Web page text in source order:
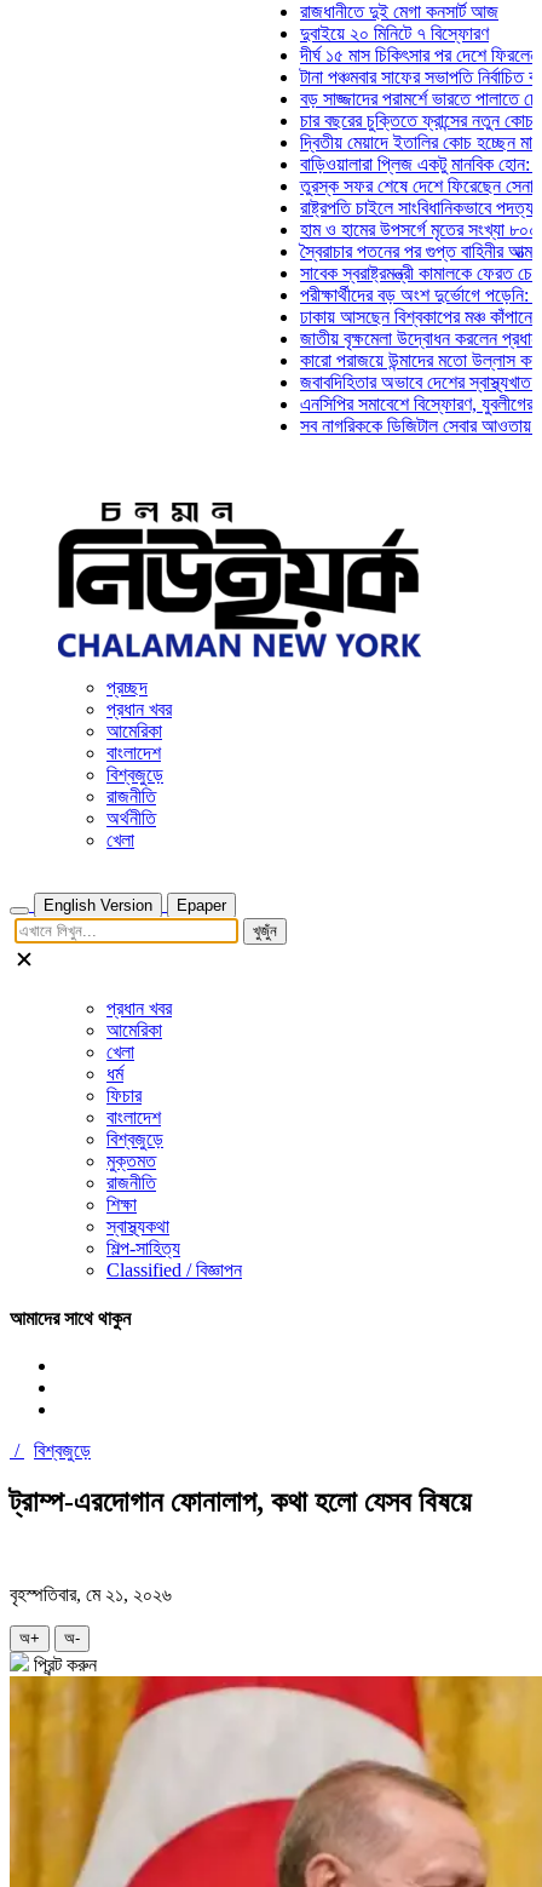
রাজধানীতে দুই মেগা কনসার্ট আজ
দুবাইয়ে ২০ মিনিটে ৭ বিস্ফোরণ
দীর্ঘ ১৫ মাস চিকিৎসার পর দেশে ফিরলেন ইলিয়াস
টানা পঞ্চমবার সাফের সভাপতি নির্বাচিত কাজী
বড় সাজ্জাদের পরামর্শে ভারতে পালাতে
চার বছরের চুক্তিতে ফ্রান্সের নতুন কোচ জিদান
দ্বিতীয় মেয়াদে ইতালির কোচ হচ্ছেন মানচিনি
বাড়িওয়ালারা প্লিজ একটু মানবিক হোন: মনিরা মিঠু
তুরস্ক সফর শেষে দেশে ফিরেছেন সেনাপ্রধান
রাষ্ট্রপতি চাইলে সাংবিধানিকভাবে পদত্যাগ করতে
হাম ও হামের উপসর্গে মৃতের সংখ্যা ৮০০ ছাড়াল
স্বৈরাচার পতনের পর গুপ্ত বাহিনীর আত্মপ্রকাশ:
সাবেক স্বরাষ্ট্রমন্ত্রী কামালকে ফেরত চেয়ে
পরীক্ষার্থীদের বড় অংশ দুর্ভোগে পড়েনি: ড.
ঢাকায় আসছেন বিশ্বকাপের মঞ্চ কাঁপানো সেই
জাতীয় বৃক্ষমেলা উদ্বোধন করলেন প্রধানমন্ত্রী
কারো পরাজয়ে উন্মাদের মতো উল্লাস করতে হয়
জবাবদিহিতার অভাবে দেশের স্বাস্থ্যখাত নানা
এনসিপির সমাবেশে বিস্ফোরণ, যুবলীগের দুই
সব নাগরিককে ডিজিটাল সেবার আওতায় আনতে
প্রচ্ছদ
প্রধান খবর
আমেরিকা
বাংলাদেশ
বিশ্বজুড়ে
রাজনীতি
অর্থনীতি
খেলা
English Version
Epaper
খুজুঁন
প্রধান খবর
আমেরিকা
খেলা
ধর্ম
ফিচার
বাংলাদেশ
বিশ্বজুড়ে
মুক্তমত
রাজনীতি
শিক্ষা
স্বাস্থ্যকথা
শিল্প-সাহিত্য
Classified / বিজ্ঞাপন
আমাদের সাথে থাকুন
/ বিশ্বজুড়ে
ট্রাম্প-এরদোগান ফোনালাপ, কথা হলো যেসব বিষয়ে
বৃহস্পতিবার, মে ২১, ২০২৬
অ+ অ-
প্রিন্ট করুন